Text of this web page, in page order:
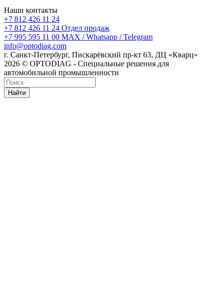
Наши контакты
+7 812 426 11 24
+7 812 426 11 24 Отдел продаж
+7 995 595 11 00 MAX / Whatsapp / Telegram
info@optodiag.com
г. Санкт-Петербург, Пискарёвский пр-кт 63, ДЦ «Кварц»
2026 © OPTODIAG - Специальные решения для
автомобильной промышленности
Найти